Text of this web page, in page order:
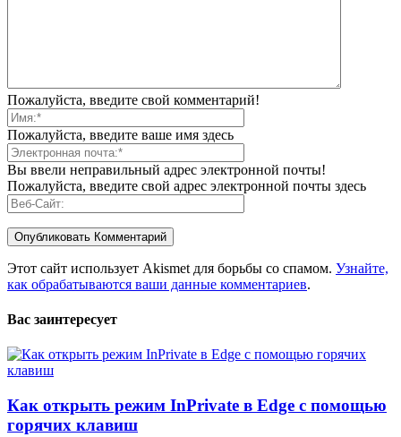
Пожалуйста, введите свой комментарий!
Пожалуйста, введите ваше имя здесь
Вы ввели неправильный адрес электронной почты!
Пожалуйста, введите свой адрес электронной почты здесь
Этот сайт использует Akismet для борьбы со спамом. Узнайте,
как обрабатываются ваши данные комментариев.
Вас заинтересует
Как открыть режим InPrivate в Edge с помощью
горячих клавиш